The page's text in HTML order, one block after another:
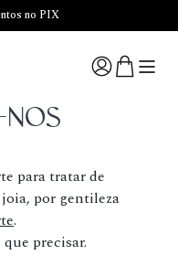
no PIX
NOS
para tratar de
por gentileza
.
precisar.